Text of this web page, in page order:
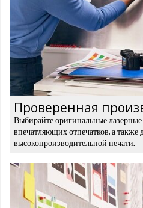
Проверенная
Выбирайте оригинальные
впечатляющих отпечатков, а также
высокопроизводительной печати.